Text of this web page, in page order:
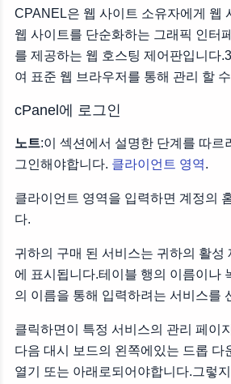
CPANEL은 웹 사이트 소유자에게 웹
웹 사이트를 단순화하는 그래픽 인터
를 제공하는 웹 호스팅 제어판입니다
여 표준 웹 브라우저를 통해 관리 할
cPanel에 로그인
노트:이 섹션에서 설명한 단계를 따르
그인해야합니다. 클라이언트 영역.
클라이언트 영역을 입력하면 계정의
다.
귀하의 구매 된 서비스는 귀하의 활성
에 표시됩니다.테이블 행의 이름이나
의 이름을 통해 입력하려는 서비스를
클릭하면이 특정 서비스의 관리 페이
다음 대시 보드의 왼쪽에있는 드롭 다
열기 또는 아래로되어야합니다.그렇